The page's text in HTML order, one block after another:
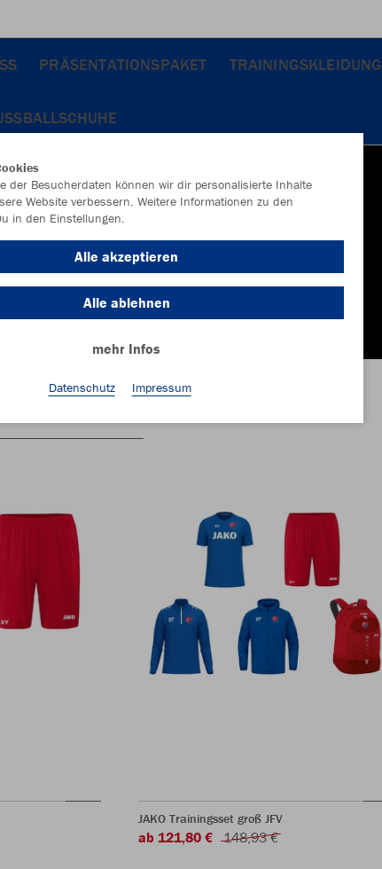
PRÄSENTATIONSPAKET TRAININGSKLEIDUNG
JAKO Trainingsset groß JFV
ab 121,80 € 148,93 €
der Besucherdaten können wir dir personalisierte Inhalte
Website verbessern. Weitere Informationen zu den
in den Einstellungen.
Alle akzeptieren
Alle ablehnen
mehr Infos
Datenschutz Impressum